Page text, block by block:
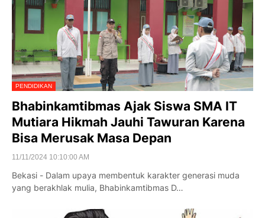
PENDIDIKAN
Bhabinkamtibmas Ajak Siswa SMA IT
Mutiara Hikmah Jauhi Tawuran Karena
Bisa Merusak Masa Depan
11/11/2024 10:10:00 AM
Bekasi - Dalam upaya membentuk karakter generasi muda
yang berakhlak mulia, Bhabinkamtibmas D…